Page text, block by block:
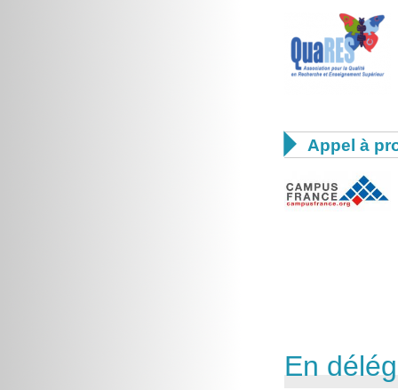
 Appel à
En